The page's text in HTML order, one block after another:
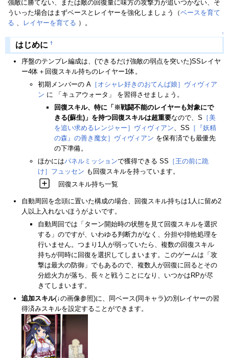
強敵に勝てない、または敵の回復量に味方の攻撃力が追いつかない、そ
ういった場合はまずベースとレイヤーを強化しましょう（ベースを育て
る
レイヤーを育てる ）。
↑
はじめに †
序盤のテンプレ編成は、(できるだけ強敵の弱点を突いた)SSレイヤ
ー4体＋回復スキル持ちのレイヤー1体。
初期メンバーの A ［オシャレ好きのおてんば娘］ヴィヴィア
ン に 「キュアウォータ」 を習得させましょう。
回復スキル、特に「※戦闘不能のレイヤーも対象にで
きる(蘇生)」を持つ回復スキルは超重要なので、S ［美
を追い求めるレンジャー］ヴィヴィアン 、SS ［『妖精
の森』の善き魔女］ヴィヴィアン を保有済でも最優先
の下準備。
ほかにはパネルミッションで獲得できる SS ［王の前に跪
け］フュッセン も回復スキルを持っています。
回復スキル持ち一覧
自動周回を念頭に置いた構成の場合、回復スキル持ちは1人に留め2
人以上入れないほうがよいです。
自動周回では「ターン開始時の状態を見て回復スキルを選択
する」のですが、いわゆる判断力がなく、分担や排他処理を
行いません。つまり1人が弱っていたら、複数の回復スキル
持ちが同時に回復を選択してしまいます。このゲームは「攻
撃は最大の防御」でもあるので、複数人が回復に回るとその
分総火力が落ち、長々と戦うことになり、いつかはRPが尽
きてしまいます。
追加スキル(↓の画像参照)に、同ベース(同キャラ)の別レイヤーの習
得済みスキルを設定することができます。